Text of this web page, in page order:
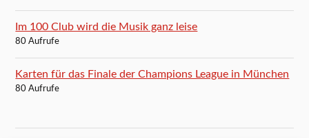
Im 100 Club wird die Musik ganz leise
80 Aufrufe
Karten für das Finale der Champions League in München
80 Aufrufe